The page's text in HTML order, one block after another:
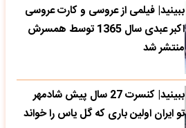
ببینید| فیلمی از عروسی و کارت عروسی
اکبر عبدی سال 1365 توسط همسرش
منتشر شد
ببینید| کنسرت 27 سال پیش شادمهر
تو ایران اولین باری که گل یاس را خواند